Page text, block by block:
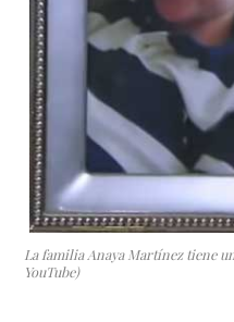
La familia Anaya Martínez tiene
YouTube)